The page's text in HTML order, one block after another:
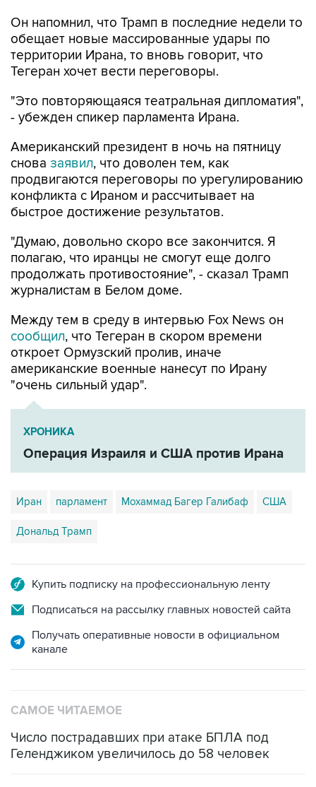
Он напомнил, что Трамп в последние недели то
обещает новые массированные удары по
территории Ирана, то вновь говорит, что
Тегеран хочет вести переговоры.
"Это повторяющаяся театральная дипломатия",
- убежден спикер парламента Ирана.
Американский президент в ночь на пятницу
снова заявил, что доволен тем, как
продвигаются переговоры по урегулированию
конфликта с Ираном и рассчитывает на
быстрое достижение результатов.
"Думаю, довольно скоро все закончится. Я
полагаю, что иранцы не смогут еще долго
продолжать противостояние", - сказал Трамп
журналистам в Белом доме.
Между тем в среду в интервью Fox News он
сообщил, что Тегеран в скором времени
откроет Ормузский пролив, иначе
американские военные нанесут по Ирану
"очень сильный удар".
ХРОНИКА
Операция Израиля и США против Ирана
Иран парламент Мохаммад Багер Галибаф США
Дональд Трамп
Купить подписку на профессиональную ленту
Подписаться на рассылку главных новостей сайта
Получать оперативные новости в официальном
канале
САМОЕ ЧИТАЕМОЕ
Число пострадавших при атаке БПЛА под
Геленджиком увеличилось до 58 человек